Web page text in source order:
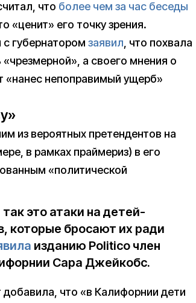
что более чем за час беседы
«ценит» его точку зрения.
губернатором заявил, что похвала
а своего мнения о
«нанес непоправимый ущерб»
из вероятных претендентов на
в рамках праймериз) в его
«политической
это атаки на детей-
которые бросают их ради
изданию Politico член
Сара Джейкобс.
что «в Калифорнии дети